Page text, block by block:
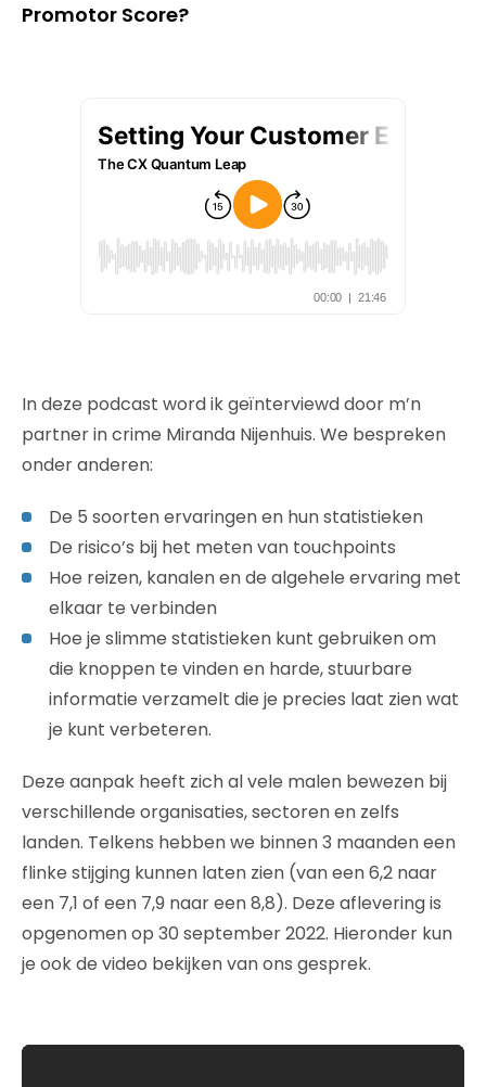
Promotor Score?
In deze podcast word ik geïnterviewd door m’n
partner in crime Miranda Nijenhuis. We bespreken
onder anderen:
De 5 soorten ervaringen en hun statistieken
De risico’s bij het meten van touchpoints
Hoe reizen, kanalen en de algehele ervaring met
elkaar te verbinden
Hoe je slimme statistieken kunt gebruiken om
die knoppen te vinden en harde, stuurbare
informatie verzamelt die je precies laat zien wat
je kunt verbeteren.
Deze aanpak heeft zich al vele malen bewezen bij
verschillende organisaties, sectoren en zelfs
landen. Telkens hebben we binnen 3 maanden een
flinke stijging kunnen laten zien (van een 6,2 naar
een 7,1 of een 7,9 naar een 8,8). Deze aflevering is
opgenomen op 30 september 2022. Hieronder kun
je ook de video bekijken van ons gesprek.